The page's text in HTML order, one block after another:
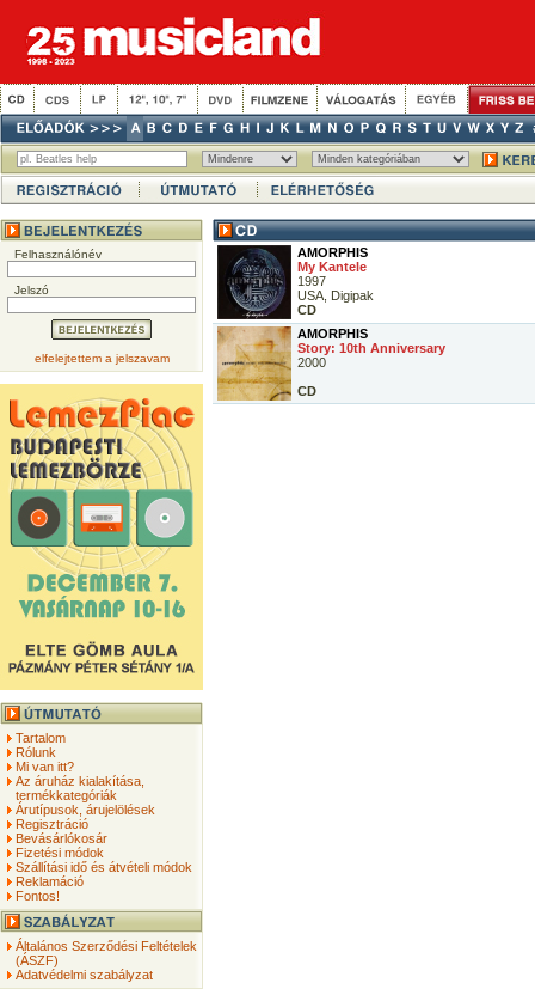
Felhasználónév
Jelszó
elfelejtettem a jelszavam
Tartalom
Rólunk
Mi van itt?
Az áruház kialakítása,
termékkategóriák
Árutípusok, árujelölések
Regisztráció
Bevásárlókosár
Fizetési módok
Szállítási idő és átvételi módok
Reklamáció
Fontos!
Általános Szerződési Feltételek
(ÁSZF)
Adatvédelmi szabályzat
AMORPHIS
My Kantele
1997
USA, Digipak
CD
AMORPHIS
Story: 10th Anniversary
2000
CD